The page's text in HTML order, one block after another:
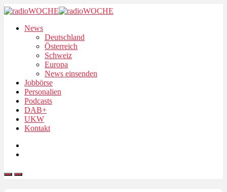
News
Deutschland
Österreich
Schweiz
Europa
News einsenden
Jobbörse
Personalien
Podcasts
DAB+
UKW
Kontakt